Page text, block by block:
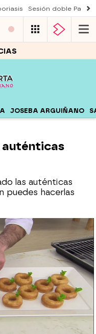
Sesión doble
JOSEBA ARGUIÑANO
auténticas
las auténticas
puedes hacerlas
2021, 14:01